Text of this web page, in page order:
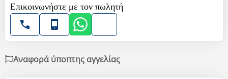
Επικοινωνήστε με τον πωλητή
Αναφορά ύποπτης αγγελίας